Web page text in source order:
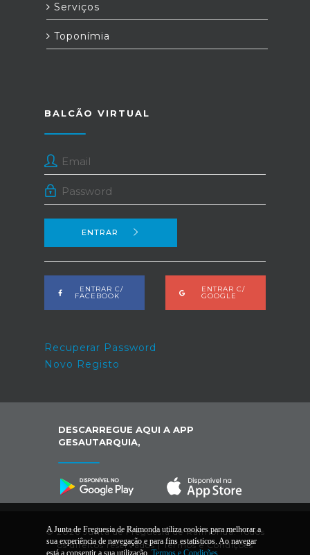
Serviços
Toponímia
BALCÃO VIRTUAL
ENTRAR
ENTRAR C/
FACEBOOK
ENTRAR C/
GOOGLE
Recuperar Password
Novo Registo
DESCARREGUE AQUI A APP
GESAUTARQUIA,
© 2026 Junta de Freguesia de Raimonda. Todos
os direitos reservados |Termos e Condições
A Junta de Freguesia de Raimonda utiliza cookies para melhorar a
sua experiência de navegação e para fins estatísticos. Ao navegar
está a consentir a sua utilização. Termos e Condições